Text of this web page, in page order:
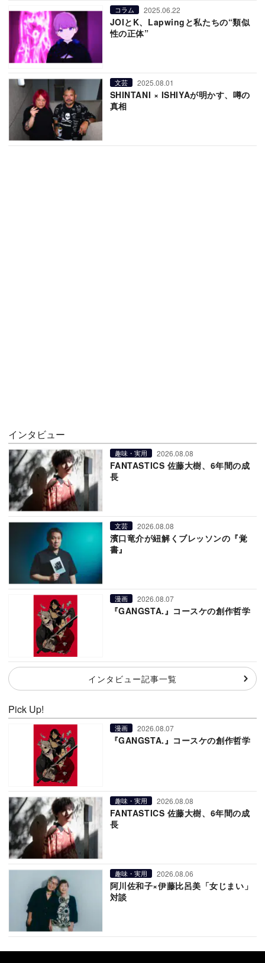
コラム 2025.06.22
JOIとK、Lapwingと私たちの“類似
性の正体”
文芸 2025.08.01
SHINTANI × ISHIYAが明かす、噂の
真相
インタビュー
趣味・実用 2026.08.08
FANTASTICS 佐藤大樹、6年間の成
長
文芸 2026.08.08
濱口竜介が紐解くブレッソンの『覚
書』
漫画 2026.08.07
『GANGSTA.』コースケの創作哲学
インタビュー記事一覧
Pick Up!
漫画 2026.08.07
『GANGSTA.』コースケの創作哲学
趣味・実用 2026.08.08
FANTASTICS 佐藤大樹、6年間の成
長
趣味・実用 2026.08.06
阿川佐和子×伊藤比呂美「女じまい」
対談